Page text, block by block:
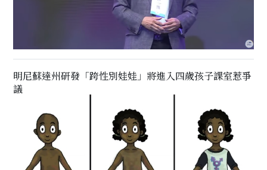
明尼蘇達州研發「跨性別娃娃」將進入四歲孩子課室惹爭
議